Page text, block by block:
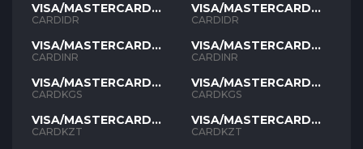
VISA/MASTERCARD
IDR
CARDIDR
VISA/MASTERCARD
INR
CARDINR
VISA/MASTERCARD
KGS
CARDKGS
VISA/MASTERCARD
KZT
CARDKZT
VISA/MASTERCARD
IDR
CARDIDR
VISA/MASTERCARD
INR
CARDINR
VISA/MASTERCARD
KGS
CARDKGS
VISA/MASTERCARD
KZT
CARDKZT